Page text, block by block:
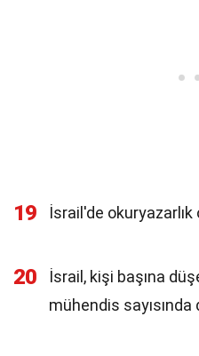
19 İsrail'de okuryazarlık
20
İsrail, kişi başına
mühendis sayısında